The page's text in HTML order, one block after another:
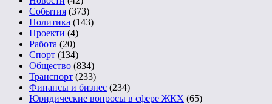
События (373)
Политика (143)
Проекти (4)
Работа (20)
Спорт (134)
Общество (834)
Транспорт (233)
Финансы и бизнес (234)
Юридические вопросы в сфере ЖКХ (65)